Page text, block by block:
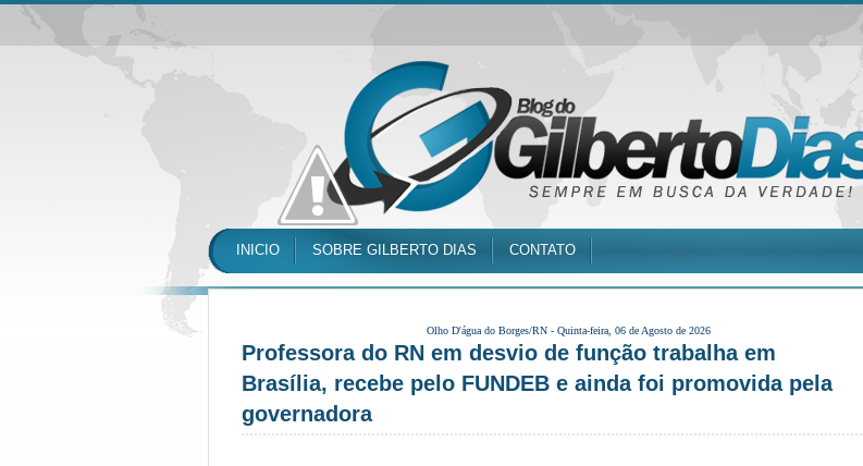
INICIO SOBRE GILBERTO DIAS CONTATO
Olho D'água do Borges/RN - Quinta-feira, 06 de Agosto de 2026
Professora do RN em desvio de função trabalha em
Brasília, recebe pelo FUNDEB e ainda foi promovida pela
governadora